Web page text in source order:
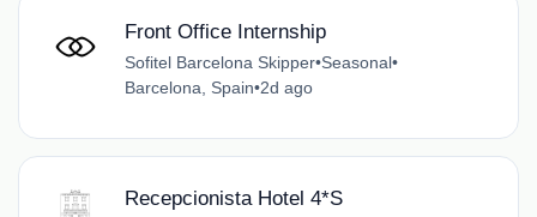
Front Office Internship
Sofitel Barcelona Skipper•Seasonal•
Barcelona, Spain•2d ago
Recepcionista Hotel 4*S